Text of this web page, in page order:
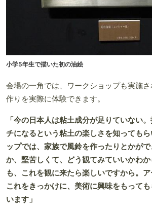
小学5年生で描いた初の油絵
会場の一角では、ワークショップも実施
作りを実際に体験できます。
「今の日本人は粘土成分が足りていない
チになるという粘土の楽しさを知っても
ップでは、家族で風鈴を作ったりとかが
か、堅苦しくて、どう観てみていいかわ
も、これを観に来たら楽しいですから。
これをきっかけに、美術に興味をもって
います」